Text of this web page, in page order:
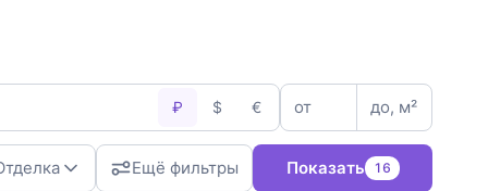
₽ $ € от до, м²
Ещё фильтры Показать 16